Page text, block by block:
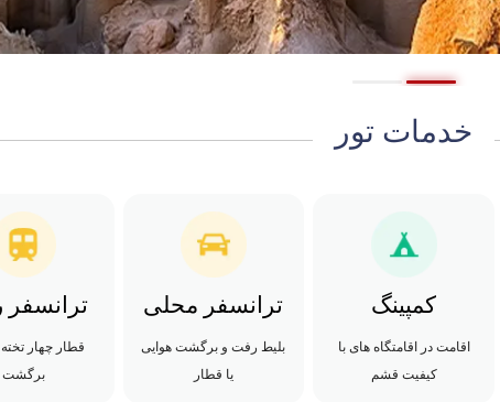
خدمات تور
کمپینگ
اقامت در اقامتگاه های با
کیفیت قشم
ترانسفر محلی
بلیط رفت و برگشت هوایی
یا قطار
ترانسفر
قطار چهار
برگشت